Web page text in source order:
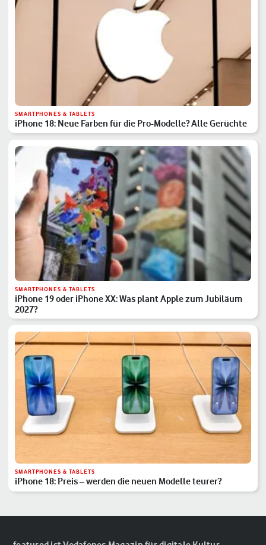
SMARTPHONES & TABLETS
iPhone 18: Neue Farben für die Pro-Modelle? Alle Gerüchte
SMARTPHONES & TABLETS
iPhone 19 oder iPhone XX: Was plant Apple zum Jubiläum
2027?
SMARTPHONES & TABLETS
iPhone 18: Preis – werden die neuen Modelle teurer?